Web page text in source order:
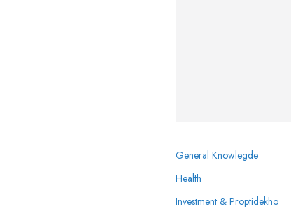
General Knowlegde
Health
Investment & Proptidekho